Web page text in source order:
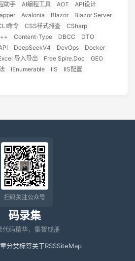
助手 AI编程工具 AOT
API设计
Avalonia Blazor
Blazor Server
命令 CSS样式排查
CSharp
Content-Type DBCC
DTO
DeepSeekV4 DevOps
Docker
导入导出 Free Spire.Doc
GEO
IEnumerable IIS
IIS配置
码录集
代码精华，集智成册
分类标签关于RSSSiteMap
扫码关注公众号